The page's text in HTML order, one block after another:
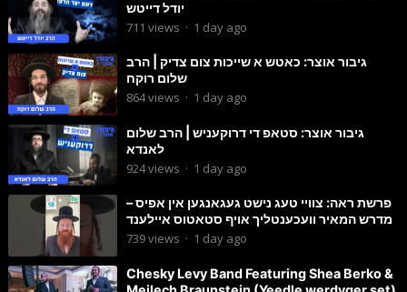
יודל דייטש
711 views · 1 day ago
גיבור אוצר: כאטש א שייכות צום צדיק | הרב
שלום רוקח
864views · 1 day ago
גיבור אוצר: סטאפ די דרוקעניש | הרב שלום
לאנדא
924views · 1 day ago
פרשת ראה: צוויי טעג נישט געגאנגען אין אפיס –
מדרש המאיר וועכענטליך אויף סטאטוס איילענד
739views · 1 day ago
Chesky Levy Band Featuring Shea Berko &